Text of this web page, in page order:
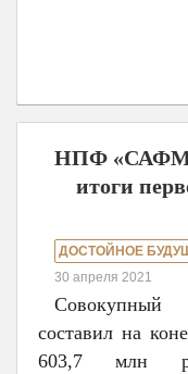
НПФ
итоги
ДОСТОЙНОЕ
30 апреля 2021
составил на
603,7 млн